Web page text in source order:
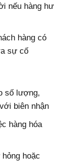
nếu hàng hư
hàng có
sự cố
số lượng,
biên nhận
hàng hóa
hoặc